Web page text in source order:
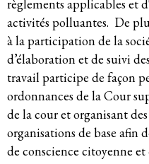
règlements applicables et
activités polluantes. De
à la participation de la
d’élaboration et de suivi
travail participe de façon
ordonnances de la Cour
de la cour et organisant
organisations de base afin
de conscience citoyenne